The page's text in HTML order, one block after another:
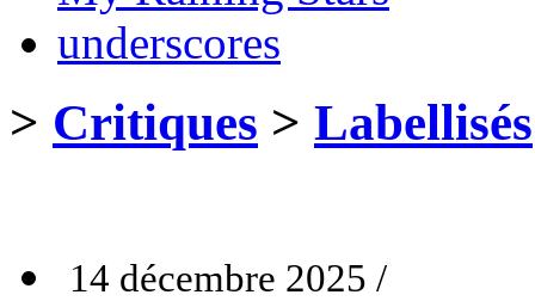
underscores
> Critiques > Labellisés
14 décembre 2025 /